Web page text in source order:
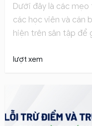
Dưới đây là các mẹo
các học viên và cán
hiện trên sân tập để
lượt xem